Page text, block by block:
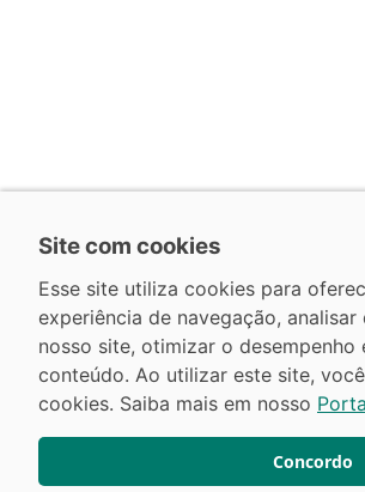
Site com cookies
Esse site utiliza cookies para
experiência de navegação,
nosso site, otimizar o desempenho
conteúdo. Ao utilizar este site,
cookies. Saiba mais em nosso
Concordo